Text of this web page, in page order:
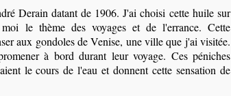
Derain datant de 1906. J'ai choisi cette huile sur
le thème des voyages et de l'errance. Cette
aux gondoles de Venise, une ville que j'ai visitée.
à bord durant leur voyage. Ces péniches
le cours de l'eau et donnent cette sensation de